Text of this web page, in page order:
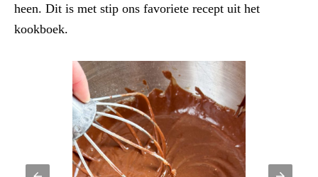
heen. Dit is met stip ons favoriete recept uit het
kookboek.